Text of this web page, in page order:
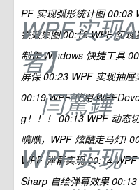
PF 实现弧形统计图 00:08
铁效果图 00:18 WPF 实
制作 Windows 快捷工具
屏保 00:23 WPF 实现抽
00:19 WPF 使用
g！！！ 00:13 WPF 动态
瞧瞧，WPF 炫酷走马灯!
WPF 弹幕实现 00:14
Sharp 自绘弹幕效果
WPF实现
者】
闫驚鏵
WPF实现